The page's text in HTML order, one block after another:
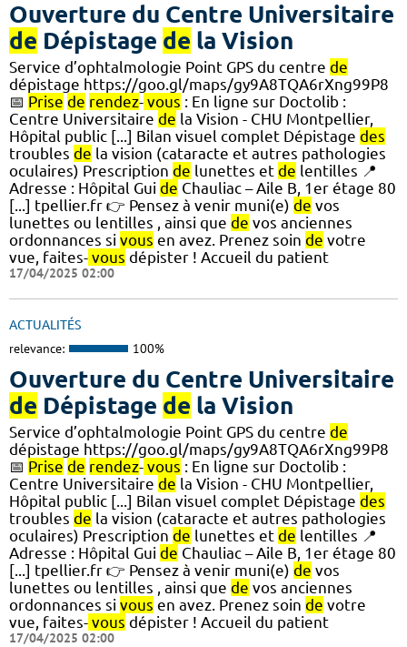
Ouverture du Centre Universitaire
de Dépistage de la Vision
Service d’ophtalmologie Point GPS du centre de
dépistage https://goo.gl/maps/gy9A8TQA6rXng99P8
📅 Prise de rendez- vous : En ligne sur Doctolib :
Centre Universitaire de la Vision - CHU Montpellier,
Hôpital public [...] Bilan visuel complet Dépistage des
troubles de la vision (cataracte et autres pathologies
oculaires) Prescription de lunettes et de lentilles 📍
Adresse : Hôpital Gui de Chauliac – Aile B, 1er étage 80
[...] tpellier.fr 👉 Pensez à venir muni(e) de vos
lunettes ou lentilles , ainsi que de vos anciennes
ordonnances si vous en avez. Prenez soin de votre
vue, faites- vous dépister ! Accueil du patient
17/04/2025 02:00
ACTUALITÉS
relevance: 100%
Ouverture du Centre Universitaire
de Dépistage de la Vision
Service d’ophtalmologie Point GPS du centre de
dépistage https://goo.gl/maps/gy9A8TQA6rXng99P8
📅 Prise de rendez- vous : En ligne sur Doctolib :
Centre Universitaire de la Vision - CHU Montpellier,
Hôpital public [...] Bilan visuel complet Dépistage des
troubles de la vision (cataracte et autres pathologies
oculaires) Prescription de lunettes et de lentilles 📍
Adresse : Hôpital Gui de Chauliac – Aile B, 1er étage 80
[...] tpellier.fr 👉 Pensez à venir muni(e) de vos
lunettes ou lentilles , ainsi que de vos anciennes
ordonnances si vous en avez. Prenez soin de votre
vue, faites- vous dépister ! Accueil du patient
17/04/2025 02:00